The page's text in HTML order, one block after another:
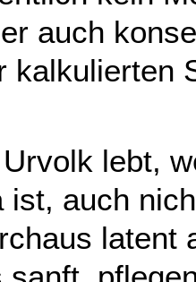
auch
kalkulierten
lebt,
ist, auch
latent